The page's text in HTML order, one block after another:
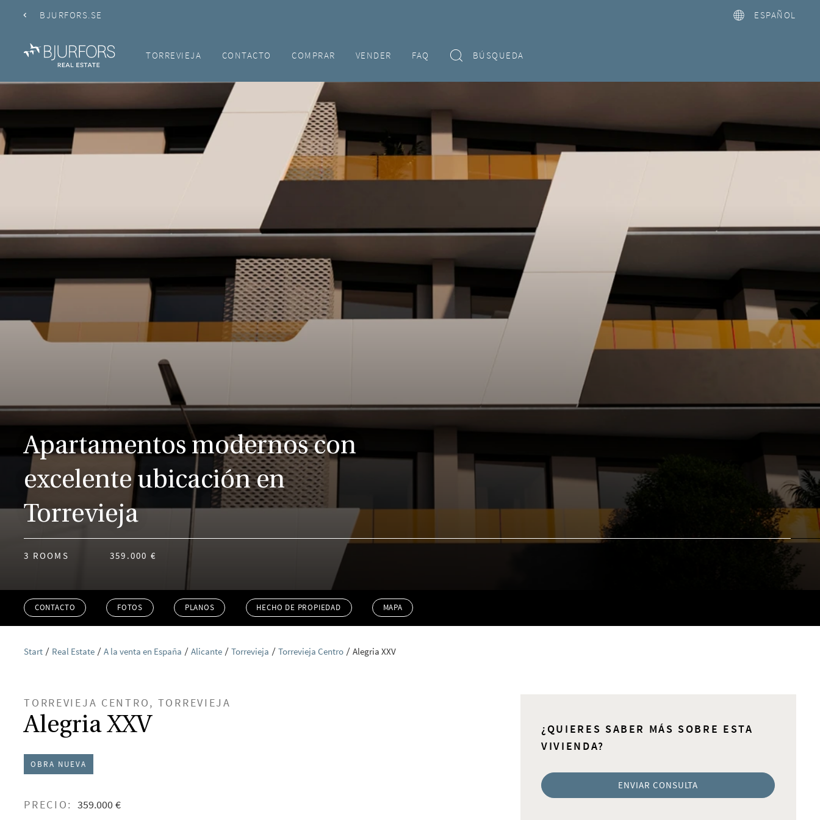
BJURFORS.SE ESPAÑOL
TORREVIEJA CONTACTO COMPRAR VENDER FAQ BÚSQUEDA
Apartamentos modernos con
excelente ubicación en
Torrevieja
3 ROOMS 359.000 €
CONTACTO FOTOS PLANOS HECHO DE PROPIEDAD MAPA
Start Real Estate A la venta en España Alicante Torrevieja Torrevieja Centro Alegria XXV
TORREVIEJA CENTRO, TORREVIEJA
Alegria XXV
OBRA NUEVA
PRECIO: 359.000 €
¿QUIERES SABER MÁS SOBRE ESTA
VIVIENDA?
ENVIAR CONSULTA